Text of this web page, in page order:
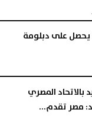
على دبلومة
بالاتحاد المصري
مصر تقدم...